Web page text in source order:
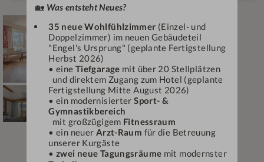
🏡 Was entsteht Neues?
35 neue Wohlfühlzimmer (Einzel- und
Doppelzimmer) im neuen Gebäudeteil
"Engel's Ursprung" (geplante Fertigstellung
Herbst 2026)
• eine Tiefgarage mit über 20 Stellplätzen
und direktem Zugang zum Hotel (geplante
Fertigstellung Mitte August 2026)
• ein modernisierterSport- &
Gymnastikbereich
mit großzügigem Fitnessraum
• ein neuer Arzt-Raum für die Betreuung
unserer Kurgäste
•zwei neue Tagungsräume mit modernster